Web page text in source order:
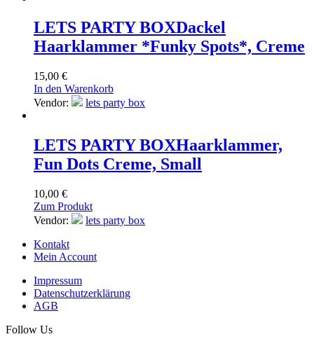
LETS PARTY BOXDackel
Haarklammer *Funky Spots*, Creme
15,00 €
In den Warenkorb
Vendor:
lets party box
LETS PARTY BOXHaarklammer,
Fun Dots Creme, Small
10,00 €
Zum Produkt
Vendor:
lets party box
Kontakt
Mein Account
Impressum
Datenschutzerklärung
AGB
Follow Us